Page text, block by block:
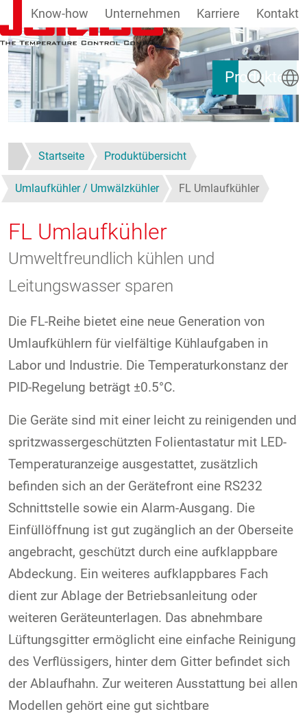
Direkt zum Inhalt
Produkte
Know-how Unternehmen Karriere Kontakt
Suchen
Startseite Produktübersicht
Umlaufkühler / Umwälzkühler FL Umlaufkühler
FL Umlaufkühler
Umweltfreundlich kühlen und
Leitungswasser sparen
Die FL-Reihe bietet eine neue Generation von
Umlaufkühlern für vielfältige Kühlaufgaben in
Labor und Industrie. Die Temperaturkonstanz der
PID-Regelung beträgt ±0.5°C.
Die Geräte sind mit einer leicht zu reinigenden und
spritzwassergeschützten Folientastatur mit LED-
Temperaturanzeige ausgestattet, zusätzlich
befinden sich an der Gerätefront eine RS232
Schnittstelle sowie ein Alarm-Ausgang. Die
Einfüllöffnung ist gut zugänglich an der Oberseite
angebracht, geschützt durch eine aufklappbare
Abdeckung. Ein weiteres aufklappbares Fach
dient zur Ablage der Betriebsanleitung oder
weiteren Geräteunterlagen. Das abnehmbare
Lüftungsgitter ermöglicht eine einfache Reinigung
des Verflüssigers, hinter dem Gitter befindet sich
der Ablaufhahn. Zur weiteren Ausstattung bei allen
Modellen gehört eine gut sichtbare